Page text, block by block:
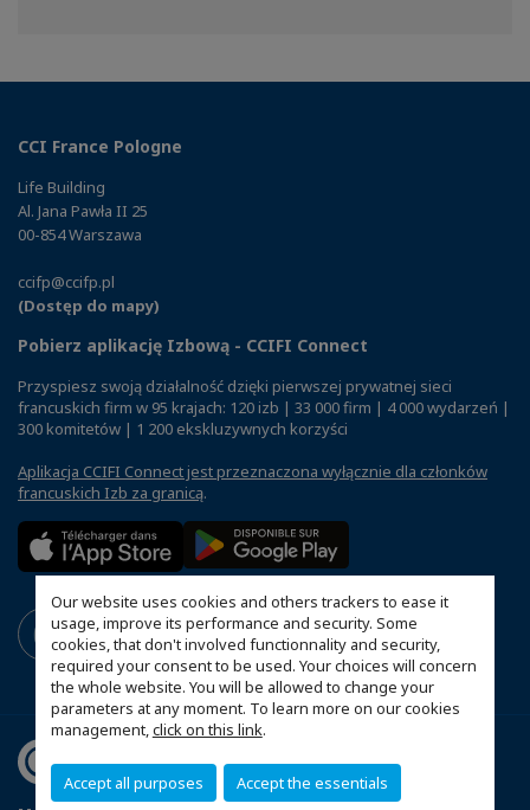
Our website uses cookies and others trackers to ease it
usage, improve its performance and security. Some
cookies, that don't involved functionnality and security,
required your consent to be used. Your choices will concern
the whole website. You will be allowed to change your
parameters at any moment. To learn more on our cookies
management,click on this link.
Accept all purposes Accept the essentials
CCI France Pologne
Life Building
Al. Jana Pawła II 25
00-854 Warszawa
ccifp@ccifp.pl
(Dostęp do mapy)
Pobierz aplikację Izbową - CCIFI Connect
Przyspiesz swoją działalność dzięki pierwszej prywatnej sieci
francuskich firm w 95 krajach: 120 izb | 33 000 firm | 4 000 wydarzeń |
300 komitetów | 1 200 ekskluzywnych korzyści
Aplikacja CCIFI Connect jest przeznaczona wyłącznie dla członków
francuskich Izb za granicą.